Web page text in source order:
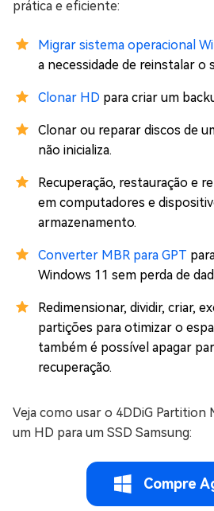
prática e eficiente:
Migrar sistema operacional
a necessidade de reinstalar o
Clonar HD para criar um
Clonar ou reparar discos de
não inicializa.
Recuperação, restauração e
em computadores e
armazenamento.
Converter MBR para GPT
Windows 11 sem perda de
Redimensionar, dividir, criar,
partições para otimizar o
também é possível apagar
recuperação.
Veja como usar o 4DDiG Partition
um HD para um SSD Samsung:
Compre